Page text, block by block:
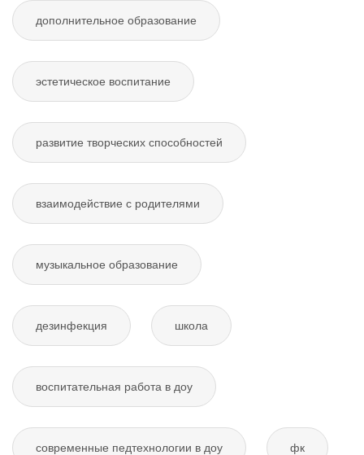
дополнительное образование
эстетическое воспитание
развитие творческих способностей
взаимодействие с родителями
музыкальное образование
дезинфекция школа
воспитательная работа в доу
современные педтехнологии в доу фк